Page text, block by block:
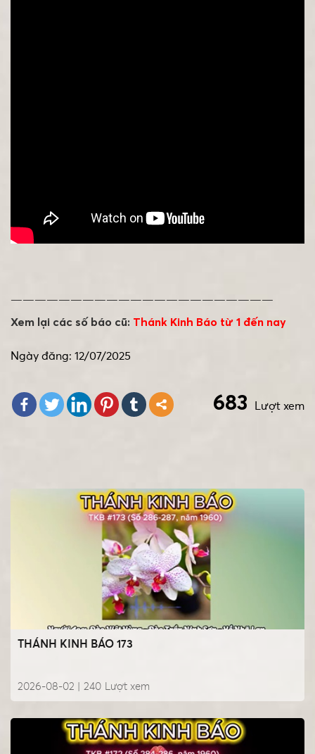
——————————————————————
Xem lại các số báo cũ: Thánk Kinh Báo từ 1 đến nay
Ngày đăng: 12/07/2025
Lượt xem
683
THÁNH KINH BÁO 173
2026-08-02 | Lượt xem
240